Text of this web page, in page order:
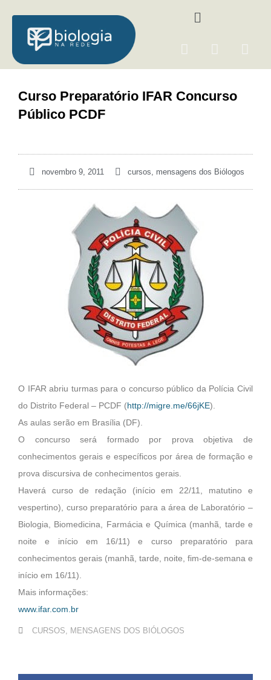
para
conteúdo
Menu
F
e
b
I
t
a
m
Y
Curso Preparatório IFAR Concurso
Público PCDF
novembro 9, 2011 cursos, mensagens dos Biólogos
O IFAR abriu turmas para o concurso público da Polícia Civil
do Distrito Federal – PCDF (http://migre.me/66jKE).
As aulas serão em Brasília (DF).
O concurso será formado por prova objetiva de
conhecimentos gerais e específicos por área de formação e
prova discursiva de conhecimentos gerais.
Haverá curso de redação (início em 22/11, matutino e
vespertino), curso preparatório para a área de Laboratório –
Biologia, Biomedicina, Farmácia e Química (manhã, tarde e
noite e início em 16/11) e curso preparatório para
conhecimentos gerais (manhã, tarde, noite, fim-de-semana e
início em 16/11).
Mais informações:
www.ifar.com.br
CURSOS, MENSAGENS DOS BIÓLOGOS